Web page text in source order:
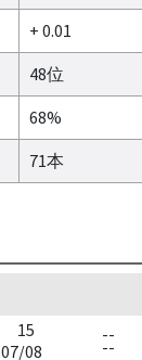
+ 0.01
48位
68%
71本
15
07/08
--
--